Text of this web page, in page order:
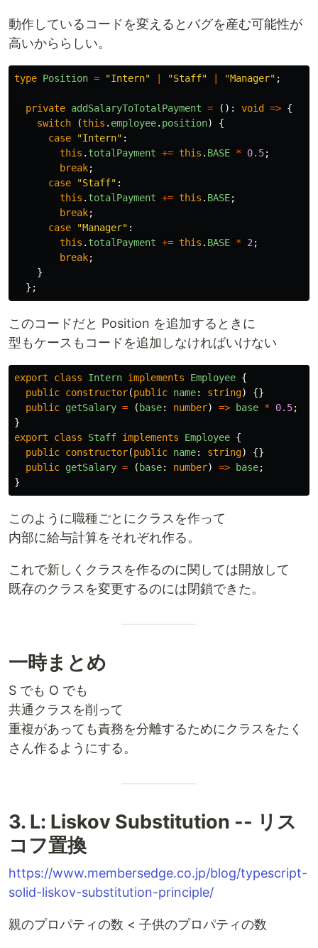
動作しているコードを変えるとバグを産む可能性が
高いかららしい。
type Position = "Intern" "Staff" "Manager" ;
private addSalaryToTotalPayment = (): void => {
switch
(this . employee. position)
{
case
"Intern" :
this . totalPayment += this . BASE * 0.5;
break;
case
"Staff" :
this . totalPayment += this . BASE;
break;
case
"Manager" :
this . totalPayment += this . BASE * 2 ;
break;
}
};
このコードだと Position を追加するときに
型もケースもコードを追加しなければいけない
export class Intern implements Employee {
public constructor(public name: string)
{}
public getSalary = ( base: number) => base * 0.5;
}
export
class Staff implements Employee {
public constructor(public name: string)
{}
public getSalary = ( base: number) => base;
}
このように職種ごとにクラスを作って
内部に給与計算をそれぞれ作る。
これで新しくクラスを作るのに関しては開放して
既存のクラスを変更するのには閉鎖できた。
一時まとめ
S でも O でも
共通クラスを削って
重複があっても責務を分離するためにクラスをたく
さん作るようにする。
3. L: Liskov Substitution -- リス
コフ置換
https://www.membersedge.co.jp/blog/typescript-
solid-liskov-substitution-principle/
親のプロパティの数 < 子供のプロパティの数